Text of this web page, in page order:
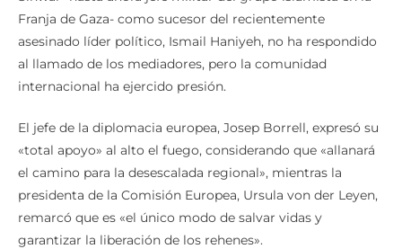
Franja de Gaza- como sucesor del recientemente
asesinado líder político, Ismail Haniyeh, no ha respondido
al llamado de los mediadores, pero la comunidad
internacional ha ejercido presión.
El jefe de la diplomacia europea, Josep Borrell, expresó su
«total apoyo» al alto el fuego, considerando que «allanará
el camino para la desescalada regional», mientras la
presidenta de la Comisión Europea, Ursula von der Leyen,
remarcó que es «el único modo de salvar vidas y
garantizar la liberación de los rehenes».